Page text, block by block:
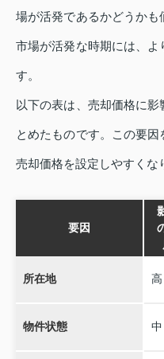
場が活発であるかどうかも
市場が活発な時期には、よ
す。
以下の表は、売却価格に
とめたものです。この要
売却価格を設定しやすくな
要因
所在地 高
物件状態 中